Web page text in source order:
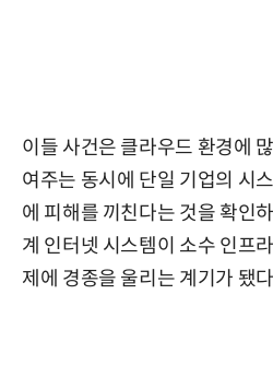
이들 사건은 클라우드 환경에
여주는 동시에 단일 기업의 시
에 피해를 끼친다는 것을 확인
계 인터넷 시스템이 소수 인프
제에 경종을 울리는 계기가 됐